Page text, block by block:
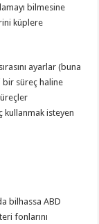
bilmesine
küplere
ayarlar (buna
bir süreç haline
kullanmak isteyen
bilhassa ABD
fonlarını